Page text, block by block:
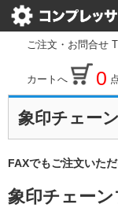
ご注文・お問合せ
カートへ 0
象印チェー
FAXでもご注文いた
象印チェー